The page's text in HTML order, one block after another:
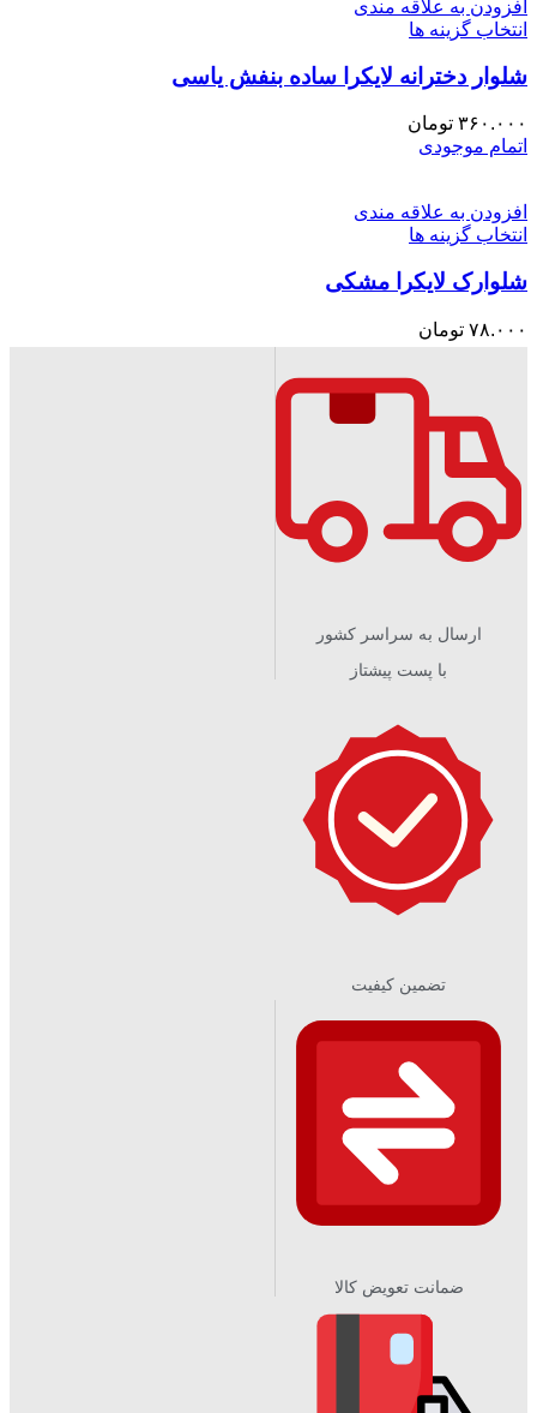
افزودن به علاقه مندی
انتخاب گزینه ها
شلوار دخترانه لایکرا ساده بنفش یاسی
۳۶۰.۰۰۰ تومان
اتمام موجودی
افزودن به علاقه مندی
انتخاب گزینه ها
شلوارک لایکرا مشکی
۷۸.۰۰۰ تومان
ارسال به سراسر کشور
با پست پیشتاز
تضمین کیفیت
ضمانت تعویض کالا